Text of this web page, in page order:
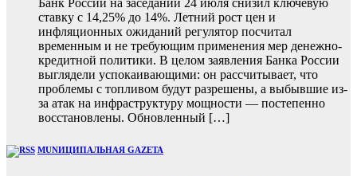
Банк России на заседании 24 июля снизил ключевую
ставку с 14,25% до 14%. Летний рост цен и
инфляционных ожиданий регулятор посчитал
временным и не требующим применения мер денежно-
кредитной политики. В целом заявления Банка России
выглядели успокаивающими: он рассчитывает, что
проблемы с топливом будут разрешены, а выбывшие из-
за атак на инфраструктуру мощности — постепенно
восстановлены. Обновленный […]
MUNИЦИПАЛЬНАЯ GAZЕТА